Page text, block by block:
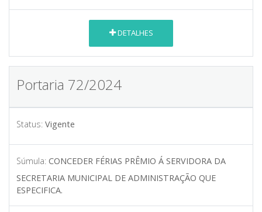
DETALHES
Portaria 72/2024
Status: Vigente
Súmula: CONCEDER FÉRIAS PRÊMIO Á SERVIDORA DA
SECRETARIA MUNICIPAL DE ADMINISTRAÇÃO QUE
ESPECIFICA.